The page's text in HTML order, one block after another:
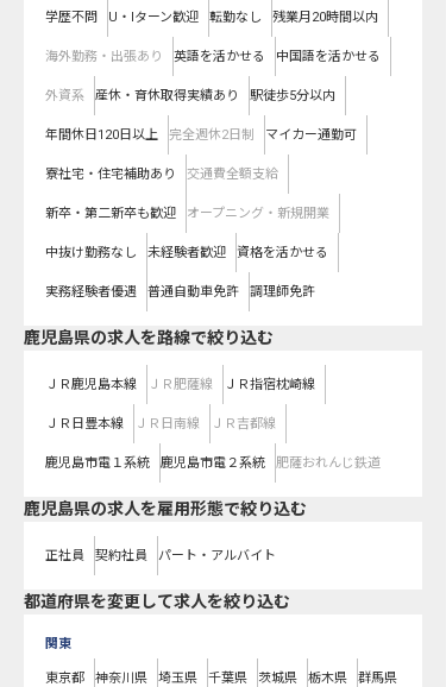
学歴不問 U・Iターン歓迎 転勤なし 残業月20時間以内
海外勤務・出張あり 英語を活かせる 中国語を活かせる
外資系 産休・育休取得実績あり 駅徒歩5分以内
年間休日120日以上 完全週休2日制 マイカー通勤可
寮社宅・住宅補助あり 交通費全額支給
新卒・第二新卒も歓迎 オープニング・新規開業
中抜け勤務なし 未経験者歓迎 資格を活かせる
実務経験者優遇 普通自動車免許 調理師免許
鹿児島県の求人を路線で絞り込む
ＪＲ鹿児島本線 ＪＲ肥薩線 ＪＲ指宿枕崎線
ＪＲ日豊本線 ＪＲ日南線 ＪＲ吉都線
鹿児島市電１系統 鹿児島市電２系統 肥薩おれんじ鉄道
鹿児島県の求人を雇用形態で絞り込む
正社員 契約社員 パート・アルバイト
都道府県を変更して求人を絞り込む
関東
東京都 神奈川県 埼玉県 千葉県 茨城県 栃木県 群馬県